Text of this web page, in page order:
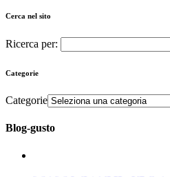
Cerca nel sito
Ricerca per:
Categorie
Categorie
Blog-gusto